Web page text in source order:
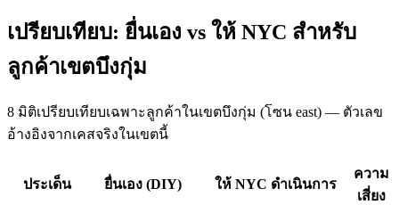
เปรียบเทียบ: ยื่นเอง vs ให้ NYC สำหรับ
ลูกค้าเขตบึงกุ่ม
8 มิติเปรียบเทียบเฉพาะลูกค้าในเขตบึงกุ่ม (โซน east) — ตัวเลข
อ้างอิงจากเคสจริงในเขตนี้
ประเด็น ยื่นเอง (DIY) ให้ NYC ดำเนินการ
ความ
เสี่ยง